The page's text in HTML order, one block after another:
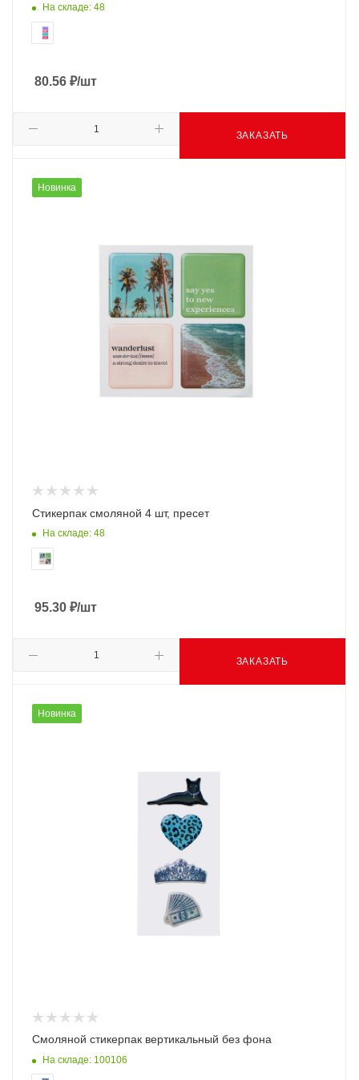
На складе: 48
80.56 ₽/шт
ЗАКАЗАТЬ
Новинка
Стикерпак смоляной 4 шт, пресет
На складе: 48
95.30 ₽/шт
ЗАКАЗАТЬ
Новинка
Смоляной стикерпак вертикальный без фона
На складе: 100106